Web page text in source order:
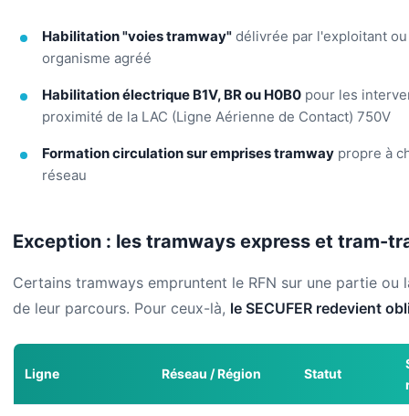
Habilitation "voies tramway" délivrée par l'exploitant
organisme agréé
Habilitation électrique B1V, BR ou H0B0 pour les
proximité de la LAC (Ligne Aérienne de Contact) 750V
Formation circulation sur emprises tramway propre à
réseau
Exception : les tramways express et tram-
Certains tramways empruntent le RFN sur une partie ou
de leur parcours. Pour ceux-là, le SECUFER redevient
Ligne Réseau / Région Statut